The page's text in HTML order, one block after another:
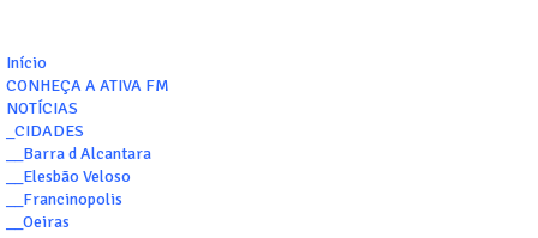
Início
CONHEÇA A ATIVA FM
NOTÍCIAS
_CIDADES
__Barra d Alcantara
__Elesbão Veloso
__Francinopolis
__Oeiras